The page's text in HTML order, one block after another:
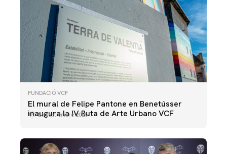
FUNDACIÓ VCF
El mural de Felipe Pantone en Benetússer
inaugura la IV Ruta de Arte Urbano VCF
26 septiembre 2025